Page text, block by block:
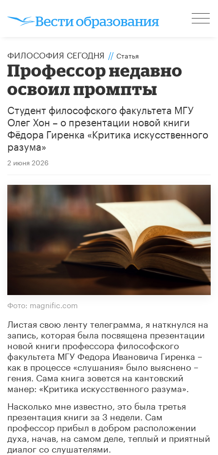
ФИЛОСОФИЯ СЕГОДНЯ // Статья
​Профессор недавно
освоил промпты
Студент философского факультета МГУ
Олег Хон – о презентации новой книги
Фёдора Гиренка «Критика искусственного
разума»
2 июня 2026
Фото: magnific.com
Листая свою ленту телеграмма, я наткнулся на
запись, которая была посвящена презентации
новой книги профессора философского
факультета МГУ Федора Ивановича Гиренка –
как в процессе «слушания» было выяснено –
гения. Сама книга зовется на кантовский
манер: «Критика искусственного разума».
Насколько мне известно, это была третья
презентация книги за 3 недели. Сам
профессор прибыл в добром расположении
духа, начав, на самом деле, теплый и приятный
диалог со слушателями.